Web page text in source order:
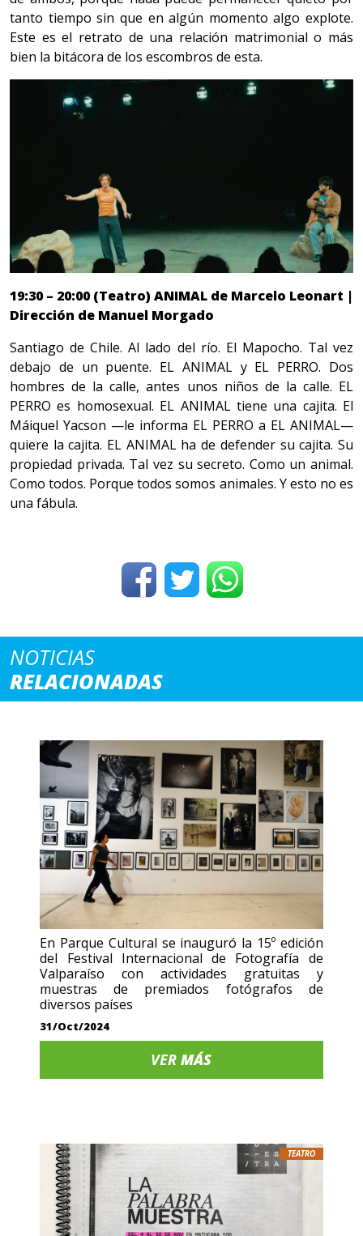
tanto tiempo sin que en algún momento algo explote.
Este es el retrato de una relación matrimonial o más
bien la bitácora de los escombros de esta.
19:30 – 20:00 (Teatro) ANIMAL de Marcelo Leonart |
Dirección de Manuel Morgado
Santiago de Chile. Al lado del río. El Mapocho. Tal vez
debajo de un puente. EL ANIMAL y EL PERRO. Dos
hombres de la calle, antes unos niños de la calle. EL
PERRO es homosexual. EL ANIMAL tiene una cajita. El
Máiquel Yacson —le informa EL PERRO a EL ANIMAL—
quiere la cajita. EL ANIMAL ha de defender su cajita. Su
propiedad privada. Tal vez su secreto. Como un animal.
Como todos. Porque todos somos animales. Y esto no es
una fábula.
NOTICIAS
RELACIONADAS
En Parque Cultural se inauguró la 15º edición
del Festival Internacional de Fotografía de
Valparaíso con actividades gratuitas y
muestras de premiados fotógrafos de
diversos países
31/Oct/2024
VERMÁS
TEATRO